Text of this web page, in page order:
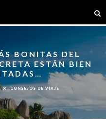
BONITAS DEL
ESTÁN BIEN
CONSEJOS DE VIAJE